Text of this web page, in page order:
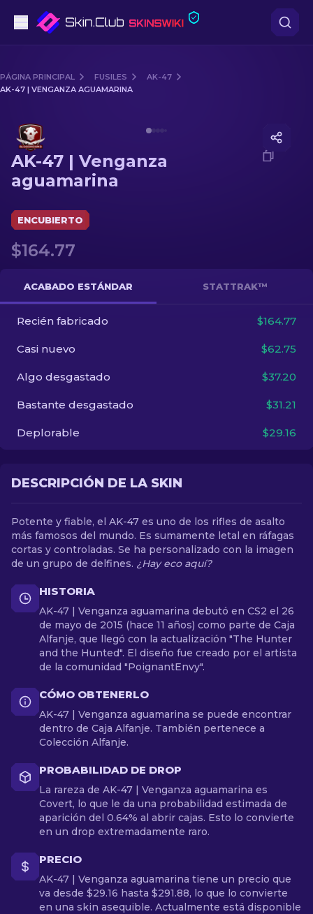
Gama media
Fusiles
Fusiles de Francotirador
Guantes
Otro
ES
PÁGINA PRINCIPAL FUSILES
AK-47
AK-47 | VENGANZA AGUAMARINA
AK-47 | Venganza
aguamarina
ENCUBIERTO
$164.77
ACABADO ESTÁNDAR STATTRAK™
Recién fabricado $164.77
Casi nuevo $62.75
Algo desgastado $37.20
Bastante desgastado $31.21
Deplorable $29.16
DESCRIPCIÓN DE LA SKIN
Potente y fiable, el AK-47 es uno de los rifles de asalto
más famosos del mundo. Es sumamente letal en ráfagas
cortas y controladas. Se ha personalizado con la imagen
de un grupo de delfines. ¿Hay eco aquí?
HISTORIA
AK-47 | Venganza aguamarina debutó en CS2 el 26
de mayo de 2015 (hace 11 años) como parte de Caja
Alfanje, que llegó con la actualización "The Hunter
and the Hunted". El diseño fue creado por el artista
de la comunidad "PoignantEnvy".
CÓMO OBTENERLO
AK-47 | Venganza aguamarina se puede encontrar
dentro de Caja Alfanje. También pertenece a
Colección Alfanje.
PROBABILIDAD DE DROP
La rareza de AK-47 | Venganza aguamarina es
Covert, lo que le da una probabilidad estimada de
aparición del 0.64% al abrir cajas. Esto lo convierte
en un drop extremadamente raro.
PRECIO
AK-47 | Venganza aguamarina tiene un precio que
va desde $29.16 hasta $291.88, lo que lo convierte
en una skin asequible. Actualmente está disponible